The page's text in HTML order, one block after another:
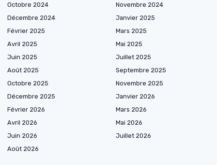
Octobre 2024
Novembre 2024
Décembre 2024
Janvier 2025
Février 2025
Mars 2025
Avril 2025
Mai 2025
Juin 2025
Juillet 2025
Août 2025
Septembre 2025
Octobre 2025
Novembre 2025
Décembre 2025
Janvier 2026
Février 2026
Mars 2026
Avril 2026
Mai 2026
Juin 2026
Juillet 2026
Août 2026